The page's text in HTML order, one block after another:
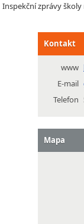
Inspekční zprávy
Kontakt
www
E-mail
Telefon
Mapa